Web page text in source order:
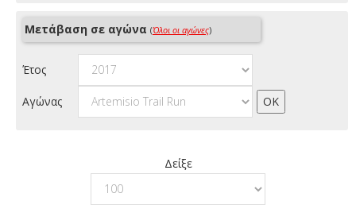
Μετάβαση σε αγώνα (Όλοι οι αγώνες)
Έτος
Αγώνας
Δείξε